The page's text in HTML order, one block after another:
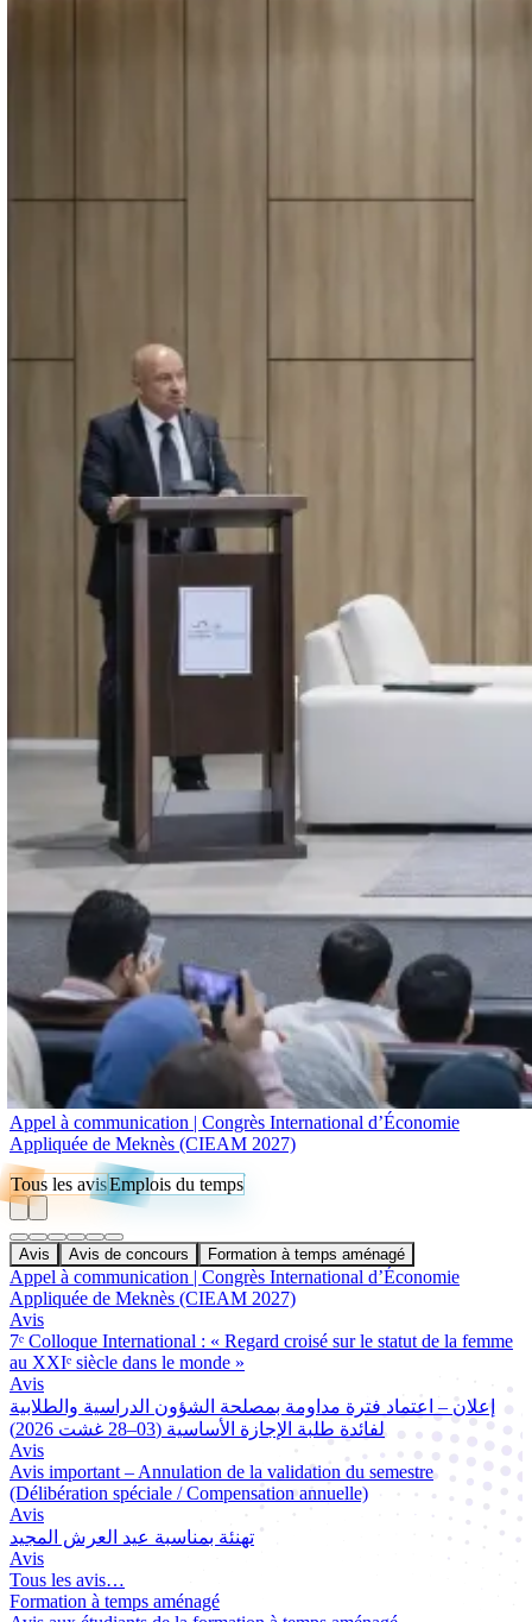
Appel à communication | Congrès International d’Économie
Appliquée de Meknès (CIEAM 2027)
Tous les avisEmplois du temps
Avis Avis de concours Formation à temps aménagé
Appel à communication | Congrès International d’Économie
Appliquée de Meknès (CIEAM 2027)
Avis
7ᵉ Colloque International : « Regard croisé sur le statut de la femme
au XXIᵉ siècle dans le monde »
Avis
إعلان – اعتماد فترة مداومة بمصلحة الشؤون الدراسية والطلابية
لفائدة طلبة الإجازة الأساسية (03–28 غشت 2026)
Avis
Avis important – Annulation de la validation du semestre
(Délibération spéciale / Compensation annuelle)
Avis
تهنئة بمناسبة عيد العرش المجيد
Avis
Tous les avis…
Formation à temps aménagé